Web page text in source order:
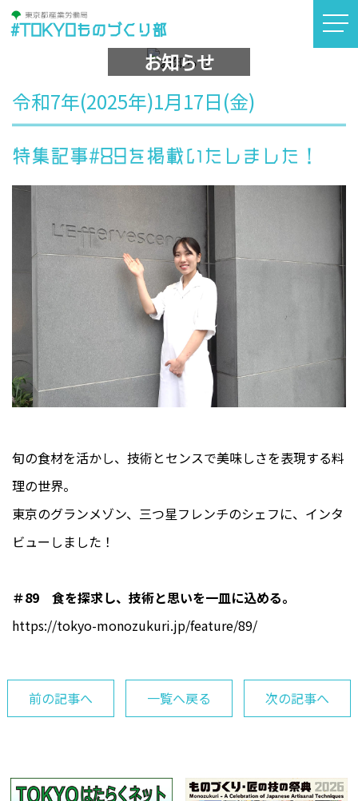
#TOKYOものづくり部
お知らせ
令和7年(2025年)1月17日(金)
特集記事#89を掲載いたしました！
旬の食材を活かし、技術とセンスで美味しさを表現する料
理の世界。
東京のグランメゾン、三つ星フレンチのシェフに、インタ
ビューしました！
＃89 食を探求し、技術と思いを一皿に込める。
https://tokyo-monozukuri.jp/feature/89/
前の記事へ 一覧へ戻る 次の記事へ